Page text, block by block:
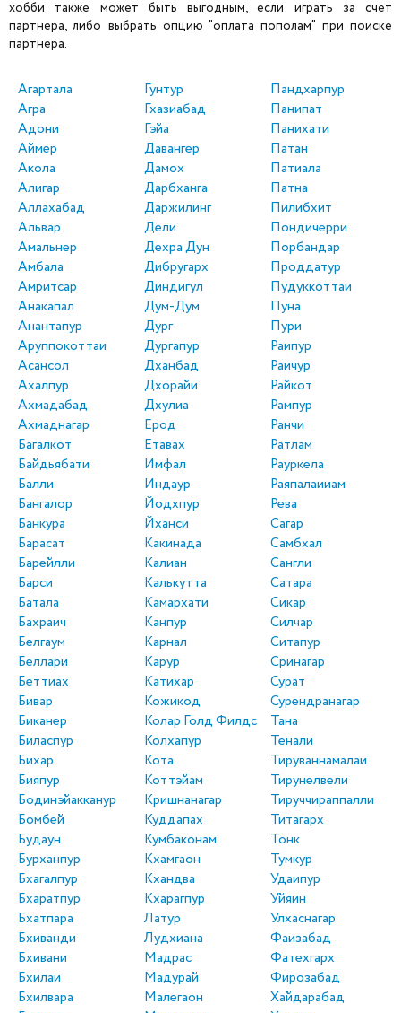
хобби также может быть выгодным, если играть за счет
партнера, либо выбрать опцию "оплата пополам" при поиске
партнера.
Агартала
Агра
Адони
Аймер
Акола
Алигар
Аллахабад
Альвар
Амальнер
Амбала
Амритсар
Анакапал
Анантапур
Аруппокоттаи
Асансол
Ахалпур
Ахмадабад
Ахмаднагар
Багалкот
Байдьябати
Балли
Бангалор
Банкура
Барасат
Барейлли
Барси
Батала
Бахраич
Белгаум
Беллари
Беттиах
Бивар
Биканер
Биласпур
Бихар
Бияпур
Бодинэйакканур
Бомбей
Будаун
Бурханпур
Бхагалпур
Бхаратпур
Бхатпара
Бхиванди
Бхивани
Бхилаи
Бхилвара
Гунтур
Гхазиабад
Гэйа
Давангер
Дамох
Дарбханга
Даржилинг
Дели
Дехра Дун
Дибругарх
Диндигул
Дум-Дум
Дург
Дургапур
Дханбад
Дхорайи
Дхулиа
Ерод
Етавах
Имфал
Индаур
Йодхпур
Йханси
Какинада
Калиан
Калькутта
Камархати
Канпур
Карнал
Карур
Катихар
Кожикод
Колар Голд Филдс
Колхапур
Кота
Коттэйам
Кришнанагар
Куддапах
Кумбаконам
Кхамгаон
Кхандва
Кхарагпур
Латур
Лудхиана
Мадрас
Мадурай
Малегаон
Пандхарпур
Панипат
Панихати
Патан
Патиала
Патна
Пилибхит
Пондичерри
Порбандар
Проддатур
Пудуккоттаи
Пуна
Пури
Раипур
Раичур
Райкот
Рампур
Ранчи
Ратлам
Рауркела
Раяпалаииам
Рева
Сагар
Самбхал
Сангли
Сатара
Сикар
Силчар
Ситапур
Сринагар
Сурат
Сурендранагар
Тана
Тенали
Тируваннамалаи
Тирунелвели
Тируччираппалли
Титагарх
Тонк
Тумкур
Удаипур
Уйяин
Улхаснагар
Фаизабад
Фатехгарх
Фирозабад
Хайдарабад